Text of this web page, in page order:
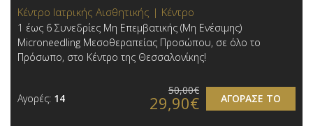
Κέντρο Ιατρικής Αισθητικής | Κέντρο
1 έως 6 Συνεδρίες Μη Επεμβατικής (Μη Ενέσιμης)
Microneedling Μεσοθεραπείας Προσώπου, σε όλο το
Πρόσωπο, στο Κέντρο της Θεσσαλονίκης!
Αγορές: 14 ΑΓΟΡΑΣΕ ΤΟ
50,00€
29,90€